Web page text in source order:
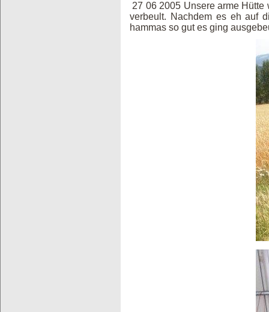
27 06 2005 Unsere arme
verbeult. Nachdem es eh auf
hammas so gut es ging